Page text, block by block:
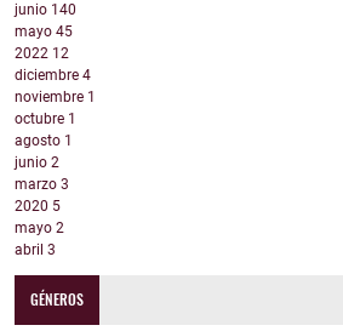
junio 140
mayo 45
2022 12
diciembre 4
noviembre 1
octubre 1
agosto 1
junio 2
marzo 3
2020 5
mayo 2
abril 3
GÉNEROS